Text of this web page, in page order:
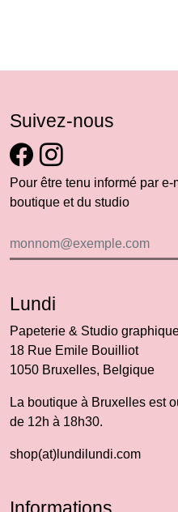
Suivez-nous
Pour être tenu informé par
boutique et du studio
Lundi
Papeterie & Studio
18 Rue Emile Bouilliot
1050 Bruxelles, Belgique
La boutique à Bruxelles est
de 12h à 18h30.
shop(at)lundilundi.com
Informations